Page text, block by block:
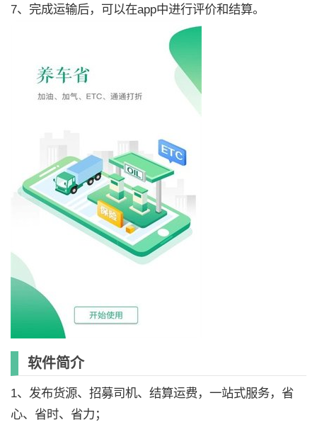
7、完成运输后，可以在app中进行评价和结算。
软件简介
1、发布货源、招募司机、结算运费，一站式服务，省
心、省时、省力；